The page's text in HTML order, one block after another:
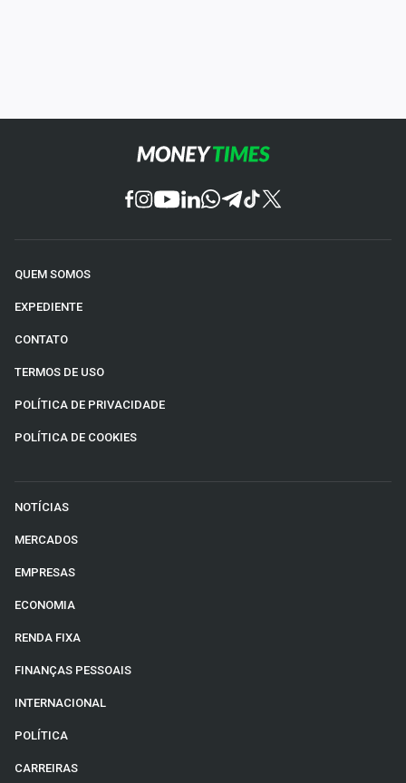
QUEM SOMOS
EXPEDIENTE
CONTATO
TERMOS DE USO
POLÍTICA DE PRIVACIDADE
POLÍTICA DE COOKIES
NOTÍCIAS
MERCADOS
EMPRESAS
ECONOMIA
RENDA FIXA
FINANÇAS PESSOAIS
INTERNACIONAL
POLÍTICA
CARREIRAS